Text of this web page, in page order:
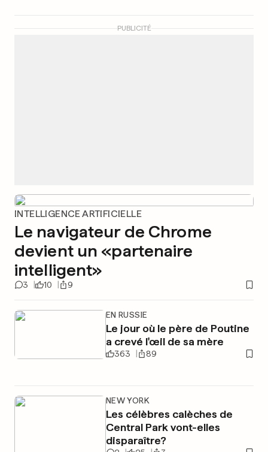
PUBLICITÉ
INTELLIGENCE ARTIFICIELLE
Le navigateur de Chrome
devient un «partenaire
intelligent»
3 10 9
EN RUSSIE
Le jour où le père de Poutine
a crevé l'œil de sa mère
363 89
NEW YORK
Les célèbres calèches de
Central Park vont-elles
disparaître?